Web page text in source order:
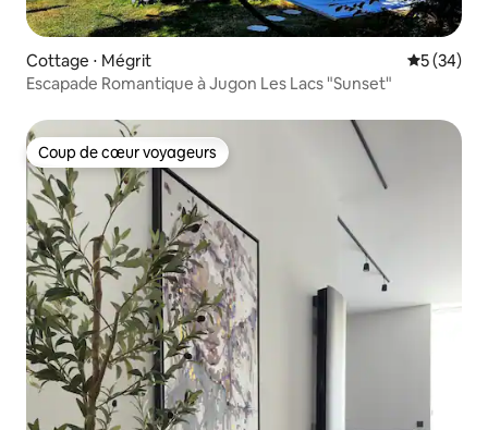
Cottage ⋅ Mégrit
5 (34)
Escapade Romantique à Jugon Les Lacs "Sunset"
Coup de cœur voyageurs
Coup de cœur voyageurs